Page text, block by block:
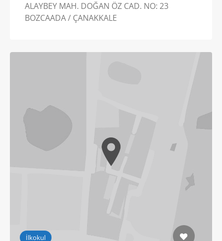
ALAYBEY MAH. DOĞAN ÖZ CAD. NO: 23
BOZCAADA / ÇANAKKALE
İlkokul